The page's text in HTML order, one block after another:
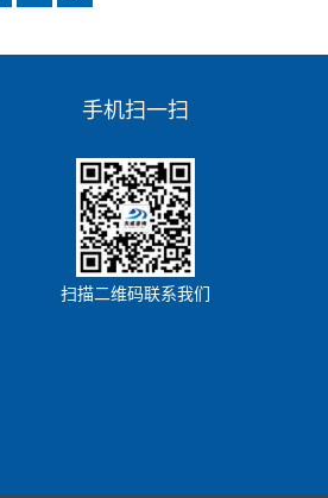
手机扫一扫
扫描二维码联系我们